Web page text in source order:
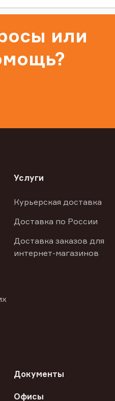
или
Услуги
Курьерская доставка
Доставка по России
Доставка заказов для
интернет-магазинов
Документы
Офисы